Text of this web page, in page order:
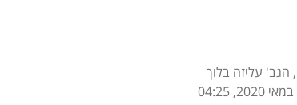
הגב' עליזה בלוך